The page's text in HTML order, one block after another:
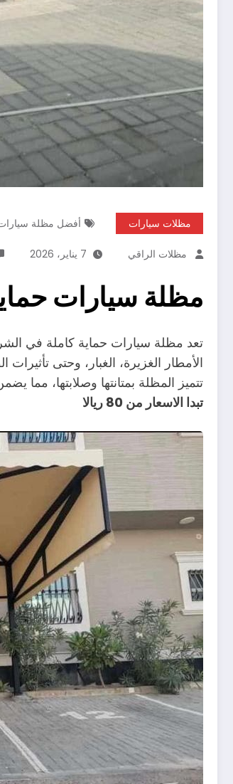
مظلات سيارات أفضل مظلة سيارات
مظلات الراقي 7 يناير، 2026
مظلة سيارات
تعد مظلة سيارات حماية كاملة في
الأمطار الغزيرة، الغبار، وحتى
تتميز المظلة بمتانتها وصلابتها،
تبدا الاسعار من 80 ريالا